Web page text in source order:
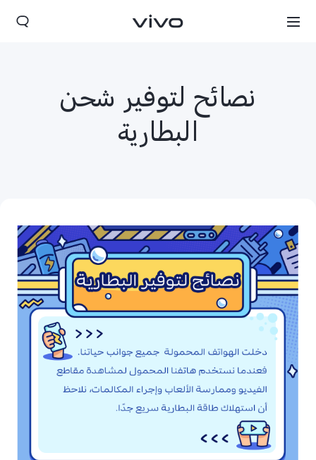
Morocco(AR) | حدد البلد/المنطقة
نصائح لتوفير شحن
البطارية